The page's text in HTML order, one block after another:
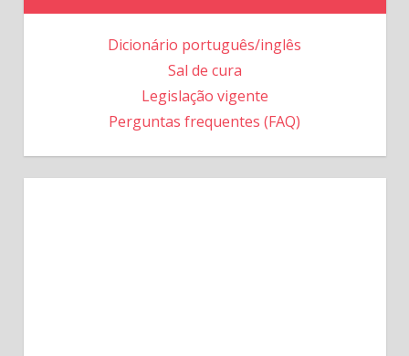
Dicionário português/inglês
Sal de cura
Legislação vigente
Perguntas frequentes (FAQ)